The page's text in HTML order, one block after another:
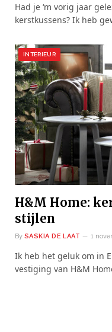
Had je ‘m vorig jaar
kerstkussens? Ik heb
INTERIEUR
H&M Home:
stijlen
By SASKIA DE LAAT 1
Ik heb het geluk om in
vestiging van H&M